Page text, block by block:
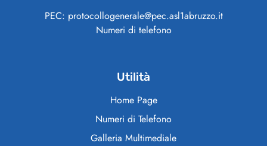
PEC: protocollogenerale@pec.asl1abruzzo.it
Numeri di telefono
Utilità
Home Page
Numeri di Telefono
Galleria Multimediale